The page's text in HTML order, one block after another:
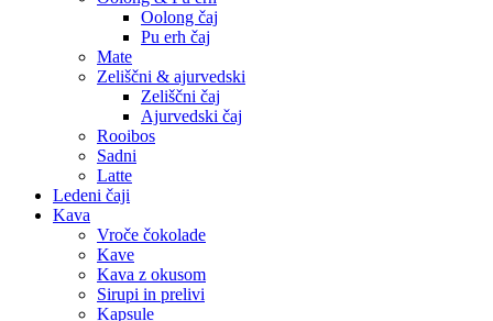
Oolong čaj
Pu erh čaj
Mate
Zeliščni & ajurvedski
Zeliščni čaj
Ajurvedski čaj
Rooibos
Sadni
Latte
Ledeni čaji
Kava
Vroče čokolade
Kave
Kava z okusom
Sirupi in prelivi
Kapsule